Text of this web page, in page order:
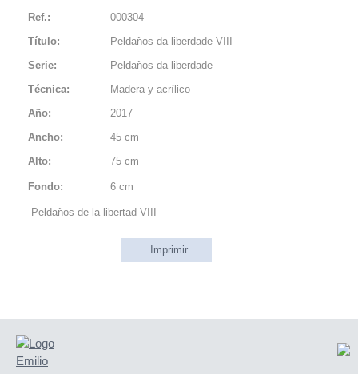
Ref.:
000304
Título:
Peldaños da liberdade VIII
Serie:
Peldaños da liberdade
Técnica:
Madera y acrílico
Año:
2017
Ancho:
45 cm
Alto:
75 cm
Fondo: 6 cm
Peldaños de la libertad VIII
Imprimir